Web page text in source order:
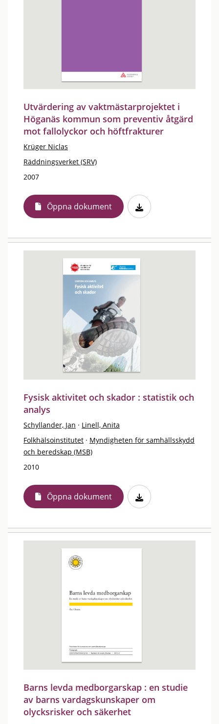
Utvärdering av vaktmästarprojektet i
Höganäs kommun som preventiv åtgärd
mot fallolyckor och höftfrakturer
Krüger Niclas
Räddningsverket (SRV)
2007
Öppna dokument
Fysisk aktivitet och skador : statistik och
analys
Schyllander, Jan · Linell, Anita
Folkhälsoinstitutet · Myndigheten för samhällsskydd
och beredskap (MSB)
2010
Öppna dokument
Barns levda medborgarskap : en studie
av barns vardagskunskaper om
olycksrisker och säkerhet